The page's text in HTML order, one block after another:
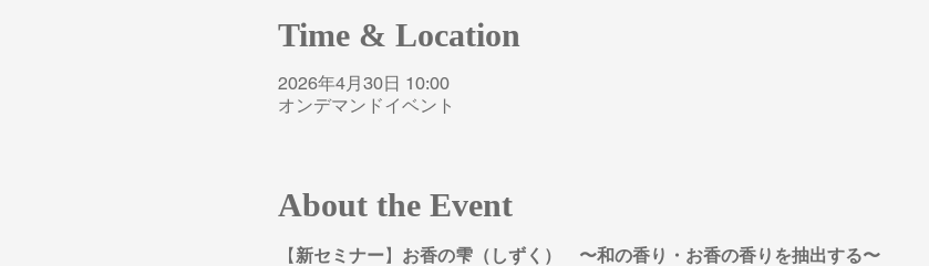
Time & Location
2026年4月30日 10:00
オンデマンドイベント
About the Event
【新セミナー】 お香の雫（しずく）　〜和の香り・お香の香りを抽出する〜